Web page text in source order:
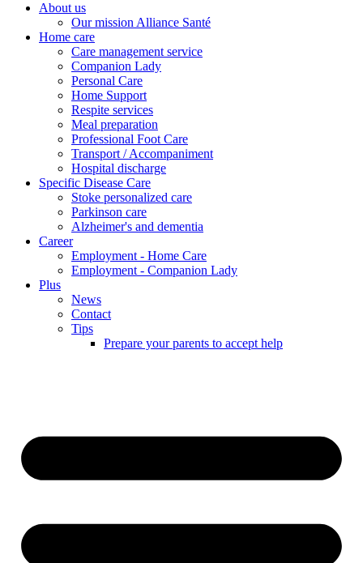
About us
Our mission Alliance Santé
Home care
Care management service
Companion Lady
Personal Care
Home Support
Respite services
Meal preparation
Professional Foot Care
Transport / Accompaniment
Hospital discharge
Specific Disease Care
Stoke personalized care
Parkinson care
Alzheimer's and dementia
Career
Employment - Home Care
Employment - Companion Lady
Plus
News
Contact
Tips
Prepare your parents to accept help